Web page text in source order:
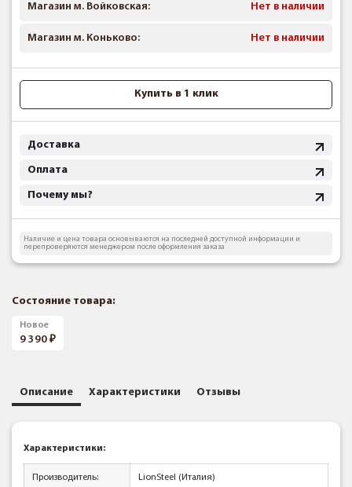
Магазин м. Войковская: Нет в наличии
Магазин м. Коньково: Нет в наличии
Купить в 1 клик
Доставка
Оплата
Почему мы?
Наличие и цена товара основываются на последней доступной информации и
перепроверяются менеджером после оформления заказа
Состояние товара:
Новое
9 390
Описание Характеристики Отзывы
Характеристики:
Производитель: LionSteel (Италия)